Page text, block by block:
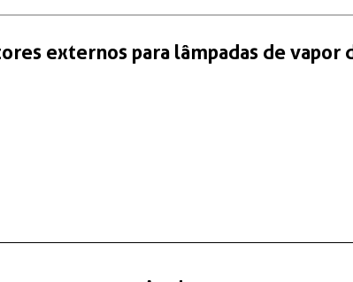
externos para lâmpadas de vapor